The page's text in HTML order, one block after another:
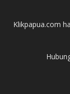
Klikpapua.com